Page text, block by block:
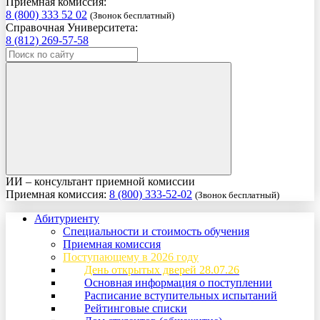
8 (800) 333 52 02 (Звонок бесплатный)
Справочная Университета:
8 (812) 269-57-58
ИИ – консультант приемной комиссии
Приемная комиссия: 8 (800) 333-52-02 (Звонок бесплатный)
Абитуриенту
Специальности и стоимость обучения
Приемная комиссия
Поступающему в 2026 году
День открытых дверей 28.07.26
Основная информация о поступлении
Расписание вступительных испытаний
Рейтинговые списки